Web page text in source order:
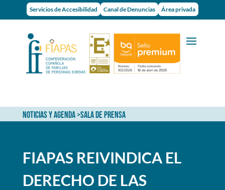
Servicios de Accesibilidad Canal de Denuncias Área privada
NOTICIAS Y AGENDA>SALA DE PRENSA
FIAPAS REIVINDICA EL
DERECHO DE LAS